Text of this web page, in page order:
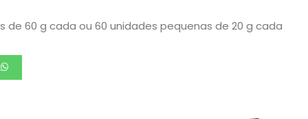
de 60 g cada ou 60 unidades pequenas de 20 g cada